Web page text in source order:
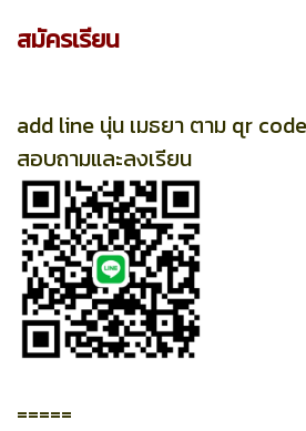
สมัครเรียน
add line นุ่น เมธยา ตาม qr
สอบถามและลงเรียน
=====